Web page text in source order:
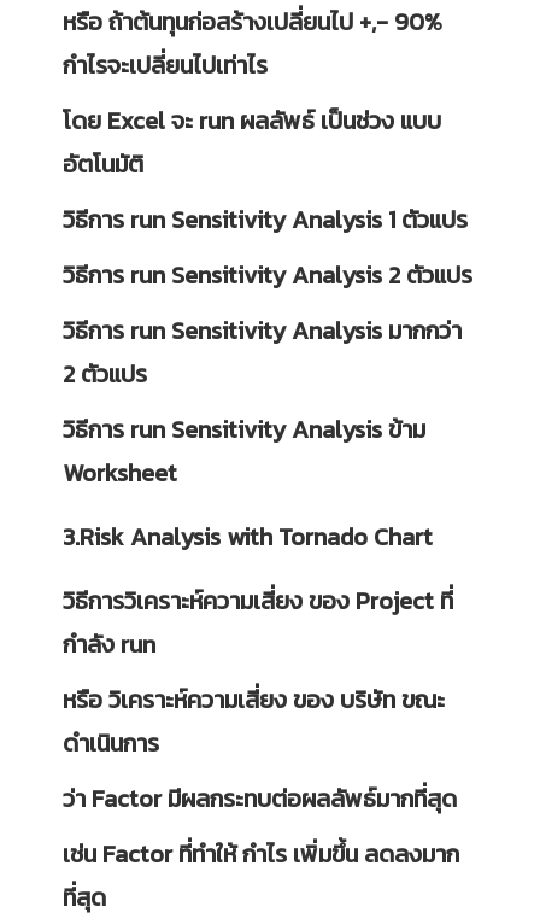
หรือ ถ้าต้นทุนก่อสร้างเปลี่ยนไป +,- 90%
กำไรจะเปลี่ยนไปเท่าไร
โดย Excel จะ run ผลลัพธ์ เป็นช่วง แบบ
อัตโนมัติ
วิธีการ run Sensitivity Analysis 1 ตัวแปร
วิธีการ run Sensitivity Analysis 2 ตัวแปร
วิธีการ run Sensitivity Analysis มากกว่า
2 ตัวแปร
วิธีการ run Sensitivity Analysis ข้าม
Worksheet
3.Risk Analysis with Tornado Chart
วิธีการวิเคราะห์ความเสี่ยง ของ Project ที่
กำลัง run
หรือ วิเคราะห์ความเสี่ยง ของ บริษัท ขณะ
ดำเนินการ
ว่า Factor มีผลกระทบต่อผลลัพธ์มากที่สุด
เช่น Factor ที่ทำให้ กำไร เพิ่มขึ้น ลดลงมาก
ที่สุด